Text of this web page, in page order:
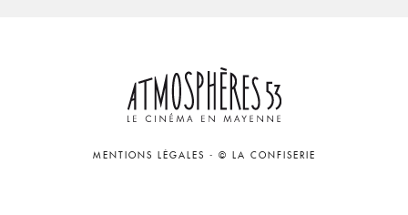
MENTIONS LÉGALES - © LA CONFISERIE